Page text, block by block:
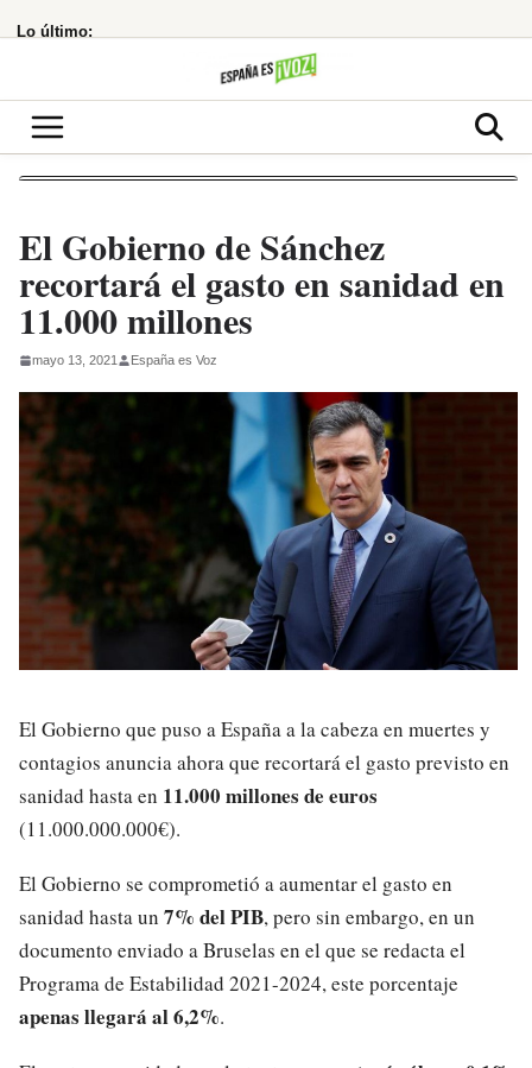
al Lo último:
El Gobierno de Sánchez
recortará el gasto en sanidad en
11.000 millones
mayo 13, 2021 España es Voz
El Gobierno que puso a España a la cabeza en muertes y
contagios anuncia ahora que recortará el gasto previsto en
sanidad hasta en 11.000 millones de euros
(11.000.000.000€).
El Gobierno se comprometió a aumentar el gasto en
sanidad hasta un 7% del PIB, pero sin embargo, en un
documento enviado a Bruselas en el que se redacta el
Programa de Estabilidad 2021-2024, este porcentaje
apenas llegará al 6,2%.